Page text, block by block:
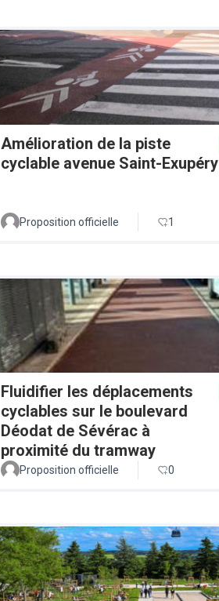
Amélioration de la piste
cyclable avenue Saint-Exupéry
Proposition officielle 1
Fluidifier les déplacements
cyclables sur le boulevard
Déodat de Sévérac à
proximité du tramway
Proposition officielle 0